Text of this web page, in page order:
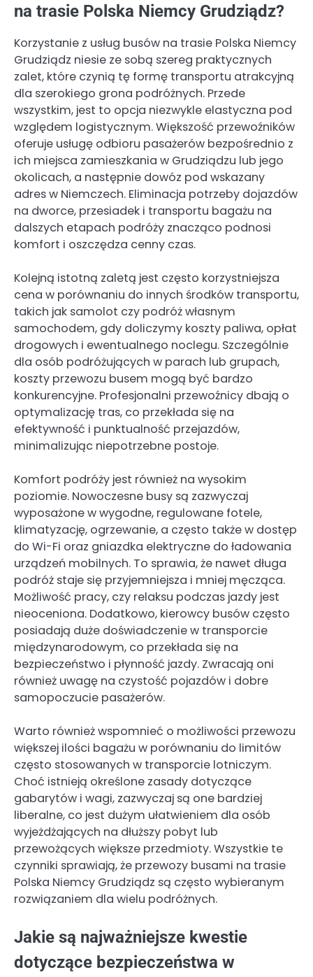
na trasie Polska Niemcy Grudziądz?
Korzystanie z usług busów na trasie Polska Niemcy
Grudziądz niesie ze sobą szereg praktycznych
zalet, które czynią tę formę transportu atrakcyjną
dla szerokiego grona podróżnych. Przede
wszystkim, jest to opcja niezwykle elastyczna pod
względem logistycznym. Większość przewoźników
oferuje usługę odbioru pasażerów bezpośrednio z
ich miejsca zamieszkania w Grudziądzu lub jego
okolicach, a następnie dowóz pod wskazany
adres w Niemczech. Eliminacja potrzeby dojazdów
na dworce, przesiadek i transportu bagażu na
dalszych etapach podróży znacząco podnosi
komfort i oszczędza cenny czas.
Kolejną istotną zaletą jest często korzystniejsza
cena w porównaniu do innych środków transportu,
takich jak samolot czy podróż własnym
samochodem, gdy doliczymy koszty paliwa, opłat
drogowych i ewentualnego noclegu. Szczególnie
dla osób podróżujących w parach lub grupach,
koszty przewozu busem mogą być bardzo
konkurencyjne. Profesjonalni przewoźnicy dbają o
optymalizację tras, co przekłada się na
efektywność i punktualność przejazdów,
minimalizując niepotrzebne postoje.
Komfort podróży jest również na wysokim
poziomie. Nowoczesne busy są zazwyczaj
wyposażone w wygodne, regulowane fotele,
klimatyzację, ogrzewanie, a często także w dostęp
do Wi-Fi oraz gniazdka elektryczne do ładowania
urządzeń mobilnych. To sprawia, że nawet długa
podróż staje się przyjemniejsza i mniej męcząca.
Możliwość pracy, czy relaksu podczas jazdy jest
nieoceniona. Dodatkowo, kierowcy busów często
posiadają duże doświadczenie w transporcie
międzynarodowym, co przekłada się na
bezpieczeństwo i płynność jazdy. Zwracają oni
również uwagę na czystość pojazdów i dobre
samopoczucie pasażerów.
Warto również wspomnieć o możliwości przewozu
większej ilości bagażu w porównaniu do limitów
często stosowanych w transporcie lotniczym.
Choć istnieją określone zasady dotyczące
gabarytów i wagi, zazwyczaj są one bardziej
liberalne, co jest dużym ułatwieniem dla osób
wyjeżdżających na dłuższy pobyt lub
przewożących większe przedmioty. Wszystkie te
czynniki sprawiają, że przewozy busami na trasie
Polska Niemcy Grudziądz są często wybieranym
rozwiązaniem dla wielu podróżnych.
Jakie są najważniejsze kwestie
dotyczące bezpieczeństwa w